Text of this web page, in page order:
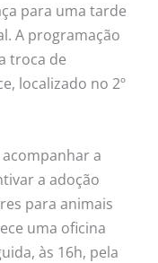
para uma tarde
A programação
troca de
localizado no 2º
a
a adoção
para animais
uma oficina
às 16h, pela